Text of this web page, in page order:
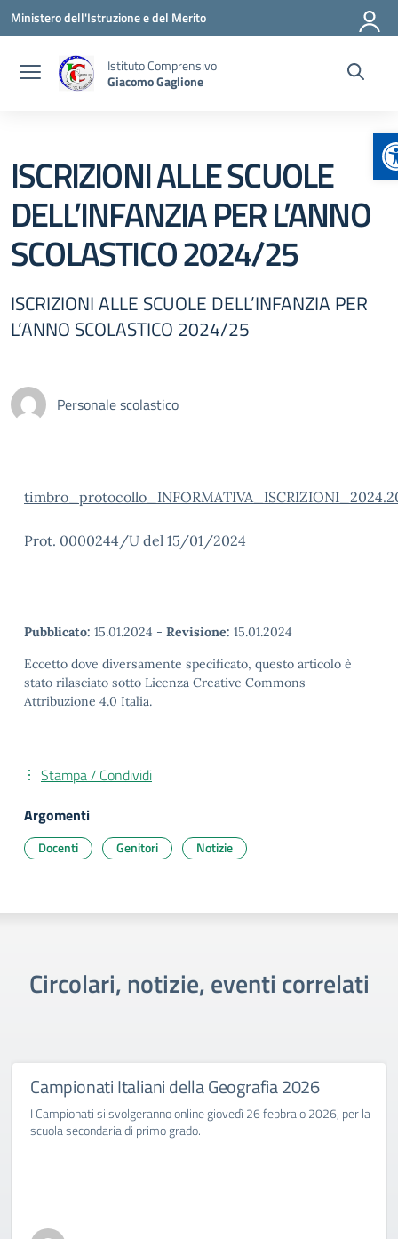
Vai ai contenuti
Vai al menu di navigazione
Vai al footer
Ministero dell'Istruzione e del Merito
Istituto Comprensivo
Giacomo Gaglione
ISCRIZIONI ALLE SCUOLE
DELL’INFANZIA PER L’ANNO
SCOLASTICO 2024/25
ISCRIZIONI ALLE SCUOLE DELL’INFANZIA PER
L’ANNO SCOLASTICO 2024/25
Personale scolastico
Prot. 0000244/U del 15/01/2024
Pubblicato: 15.01.2024 - Revisione: 15.01.2024
Eccetto dove diversamente specificato, questo articolo è
stato rilasciato sotto Licenza Creative Commons
Attribuzione 4.0 Italia.
Stampa / Condividi
Argomenti
Docenti Genitori Notizie
Circolari, notizie, eventi correlati
Campionati Italiani della Geografia 2026
I Campionati si svolgeranno online giovedì 26 febbraio 2026, per la
scuola secondaria di primo grado.